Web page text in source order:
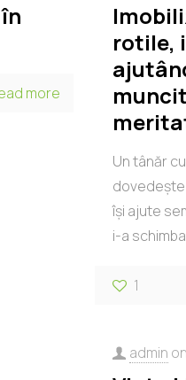
more
rotile,
Un tânăr
dovedeşte
îşi ajute
i-a
1
admin on